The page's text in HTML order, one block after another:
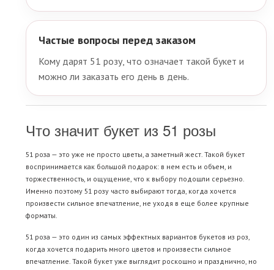
Частые вопросы перед заказом
Кому дарят 51 розу, что означает такой букет и
можно ли заказать его день в день.
Что значит букет из 51 розы
51 роза — это уже не просто цветы, а заметный жест. Такой букет
воспринимается как большой подарок: в нем есть и объем, и
торжественность, и ощущение, что к выбору подошли серьезно.
Именно поэтому 51 розу часто выбирают тогда, когда хочется
произвести сильное впечатление, не уходя в еще более крупные
форматы.
51 роза — это один из самых эффектных вариантов букетов из роз,
когда хочется подарить много цветов и произвести сильное
впечатление. Такой букет уже выглядит роскошно и празднично, но